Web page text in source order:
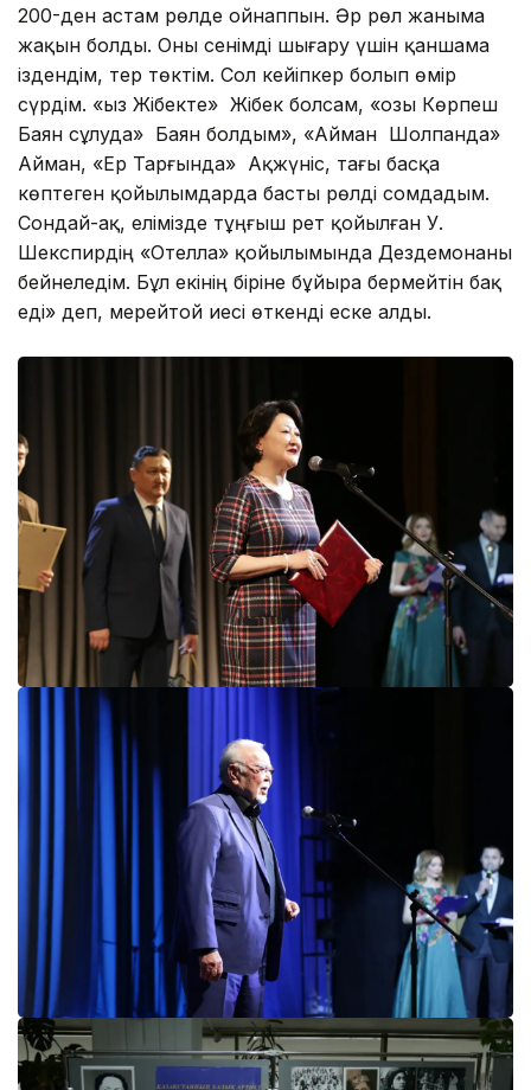
200-ден астам рөлде ойнаппын. Әр рөл жаныма
жақын болды. Оны сенімді шығару үшін қаншама
іздендім, тер төктім. Сол кейіпкер болып өмір
сүрдім. «Қыз Жібекте» Жібек болсам, «Қозы Көрпеш
Баян сұлуда» Баян болдым», «Айман Шолпанда»
Айман, «Ер Тарғында» Ақжүніс, тағы басқа
көптеген қойылымдарда басты рөлді сомдадым.
Сондай-ақ, елімізде тұңғыш рет қойылған У.
Шекспирдің «Отелла» қойылымында Дездемонаны
бейнеледім. Бұл екінің біріне бұйыра бермейтін бақ
еді» деп, мерейтой иесі өткенді еске алды.